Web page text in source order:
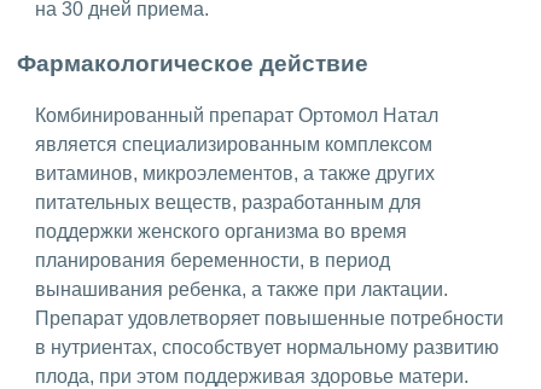
на 30 дней приема.
Фармакологическое действие
Комбинированный препарат Ортомол Натал
является специализированным комплексом
витаминов, микроэлементов, а также других
питательных веществ, разработанным для
поддержки женского организма во время
планирования беременности, в период
вынашивания ребенка, а также при лактации.
Препарат удовлетворяет повышенные потребности
в нутриентах, способствует нормальному развитию
плода, при этом поддерживая здоровье матери.